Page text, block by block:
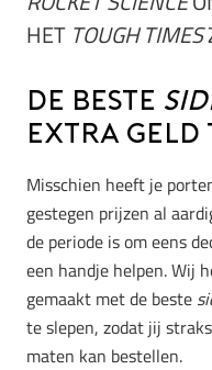
HET TOUGH TIMES
De beste
extra geld
Misschien heeft je
gestegen prijzen al
de periode is om eens
een handje helpen. Wij
gemaakt met de beste
te slepen, zodat jij
maten kan bestellen.